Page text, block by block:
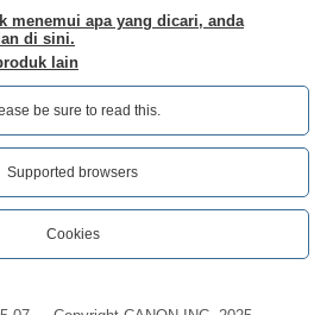
menemui apa yang dicari, anda
di sini.
lain
be sure to read this.‎
Supported browsers
Cookies